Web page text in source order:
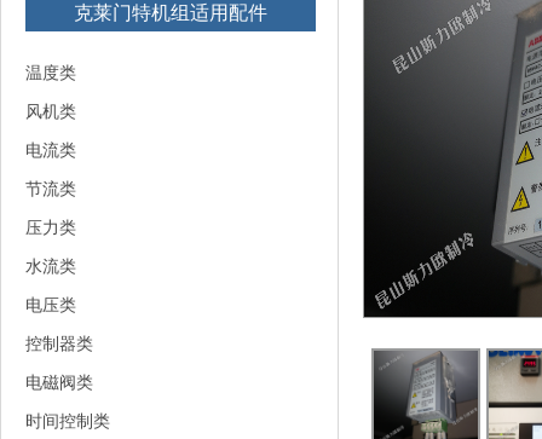
克莱门特机组适用配件
温度类
风机类
电流类
节流类
压力类
水流类
电压类
控制器类
电磁阀类
时间控制类